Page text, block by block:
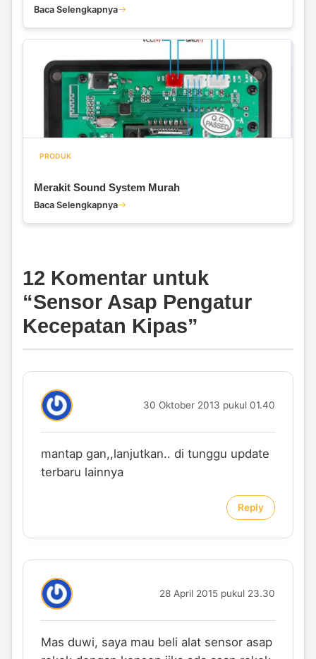
Baca Selengkapnya
PRODUK
Merakit Sound System Murah
Baca Selengkapnya
12 Komentar untuk
“Sensor Asap Pengatur
Kecepatan Kipas”
30 Oktober 2013 pukul 01.40
mantap gan,,lanjutkan.. di tunggu update
terbaru lainnya
Reply
28 April 2015 pukul 23.30
Mas duwi, saya mau beli alat sensor asap